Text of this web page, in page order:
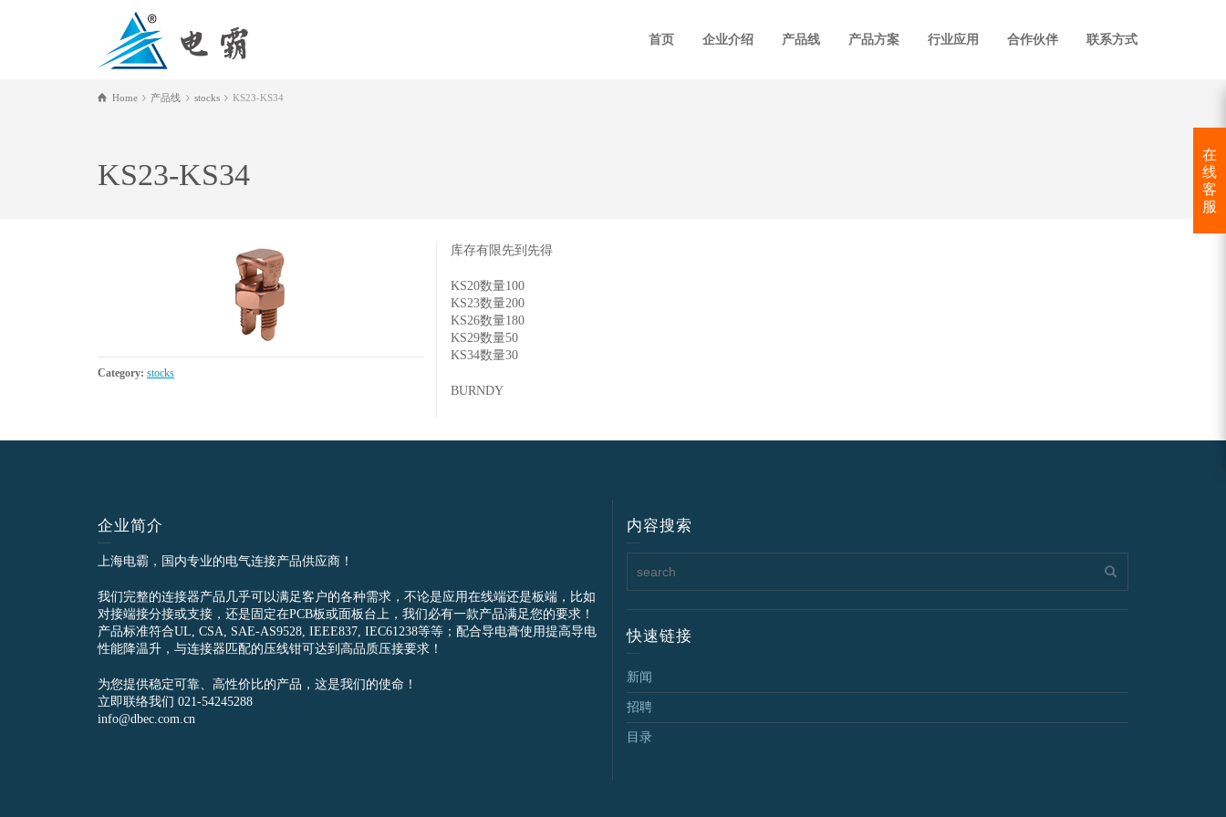
首页 企业介绍 产品线 产品方案 行业应用 合作伙伴 联系方式
Home 产品线 stocks KS23-KS34
KS23-KS34
Category: stocks
库存有限先到先得
KS20数量100
KS23数量200
KS26数量180
KS29数量50
KS34数量30
BURNDY
在
线
客
服
企业简介
上海电霸，国内专业的电气连接产品供应商！
我们完整的连接器产品几乎可以满足客户的各种需求，不论是应用在线端还是板端，比如
对接端接分接或支接，还是固定在PCB板或面板台上，我们必有一款产品满足您的要求！
产品标准符合UL, CSA, SAE-AS9528, IEEE837, IEC61238等等；配合导电膏使用提高导电
性能降温升，与连接器匹配的压线钳可达到高品质压接要求！
为您提供稳定可靠、高性价比的产品，这是我们的使命！
立即联络我们 021-54245288
info@dbec.com.cn
内容搜索
快速链接
新闻
招聘
目录